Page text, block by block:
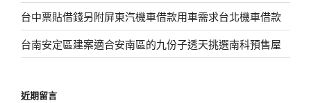
台中票貼借錢另附屏東汽機車借款用車需求台北機車借款
台南安定區建案適合安南區的九份子透天挑選南科預售屋
近期留言